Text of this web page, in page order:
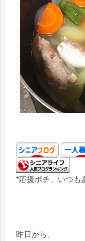
*応援ポチ、いつも
昨日から、